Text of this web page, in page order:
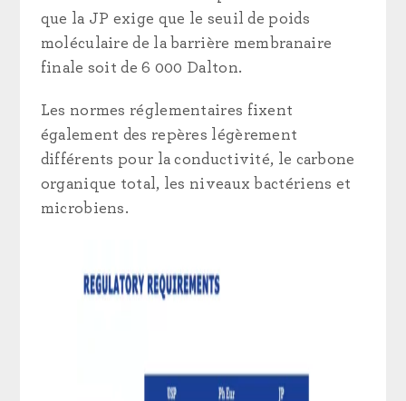
que la JP exige que le seuil de poids
moléculaire de la barrière membranaire
finale soit de 6 000 Dalton.
Les normes réglementaires fixent
également des repères légèrement
différents pour la conductivité, le carbone
organique total, les niveaux bactériens et
microbiens.